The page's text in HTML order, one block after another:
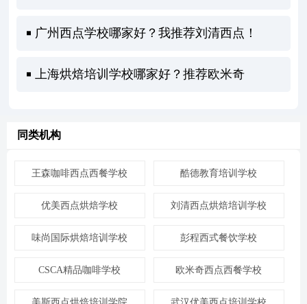
广州西点学校哪家好？我推荐刘清西点！
上海烘焙培训学校哪家好？推荐欧米奇
同类机构
王森咖啡西点西餐学校 酷德教育培训学校
优美西点烘焙学校 刘清西点烘焙培训学校
味尚国际烘焙培训学校 彭程西式餐饮学校
CSCA精品咖啡学校 欧米奇西点西餐学校